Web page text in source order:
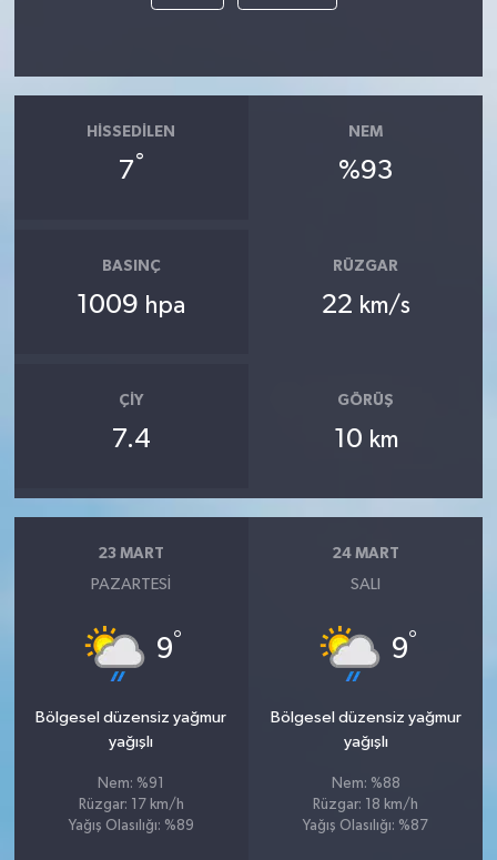
HISSEDILEN
7°
NEM
%93
BASINÇ
1009 hpa
RÜZGAR
22 km/s
ÇIY
7.4
GÖRÜŞ
10 km
23 MART
PAZARTESI
9°
Bölgesel düzensiz yağmur
yağışlı
Nem: %91
Rüzgar: 17 km/h
Yağış Olasılığı: %89
24 MART
SALI
9°
Bölgesel düzensiz yağmur
yağışlı
Nem: %88
Rüzgar: 18 km/h
Yağış Olasılığı: %87